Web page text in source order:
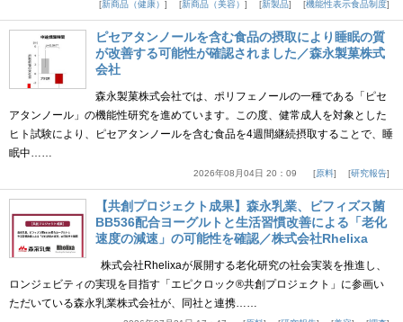
新商品（健康）
新商品（美容） 新製品 機能性表示食品制度
ピセアタンノールを含む食品の摂取により睡眠の質
が改善する可能性が確認されました／森永製菓株式
会社
森永製菓株式会社では、ポリフェノールの一種である「ピセ
アタンノール」の機能性研究を進めています。この度、健常成人を対象とした
ヒト試験により、ピセアタンノールを含む食品を4週間継続摂取することで、睡
眠中……
2026年08月04日 20：09 原料 研究報告
【共創プロジェクト成果】森永乳業、ビフィズス菌
BB536配合ヨーグルトと生活習慣改善による「老化
速度の減速」の可能性を確認／株式会社Rhelixa
株式会社Rhelixaが展開する老化研究の社会実装を推進し、
ロンジェビティの実現を目指す「エピクロック®共創プロジェクト」に参画い
ただいている森永乳業株式会社が、同社と連携……